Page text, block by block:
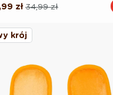
34,99 zł
zł
krój